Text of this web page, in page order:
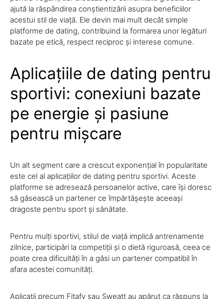
ajută la răspândirea conștientizării asupra beneficiilor
acestui stil de viață. Ele devin mai mult decât simple
platforme de dating, contribuind la formarea unor legături
bazate pe etică, respect reciproc și interese comune.
Aplicațiile de dating pentru
sportivi: conexiuni bazate
pe energie și pasiune
pentru mișcare
Un alt segment care a crescut exponențial în popularitate
este cel al aplicațiilor de dating pentru sportivi. Aceste
platforme se adresează persoanelor active, care își doresc
să găsească un partener ce împărtășește aceeași
dragoste pentru sport și sănătate.
Pentru mulți sportivi, stilul de viață implică antrenamente
zilnice, participări la competiții și o dietă riguroasă, ceea ce
poate crea dificultăți în a găsi un partener compatibil în
afara acestei comunități.
Aplicații precum Fitafy sau Sweatt au apărut ca răspuns la